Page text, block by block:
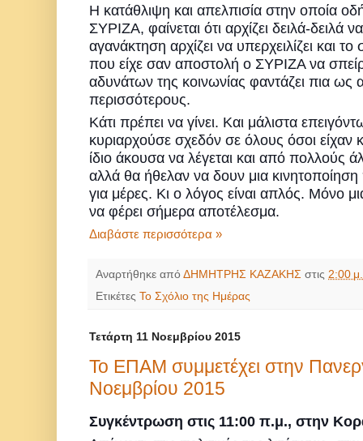
Η κατάθλιψη και απελπισία στην οποία
ΣΥΡΙΖΑ, φαίνεται ότι αρχίζει δειλά-
αγανάκτηση αρχίζει να υπερχειλίζει και
που είχε σαν αποστολή ο ΣΥΡΙΖΑ να
αδυνάτων της κοινωνίας φαντάζει πια ως
περισσότερους.
Κάτι πρέπει να γίνει. Και μάλιστα
κυριαρχούσε σχεδόν σε όλους όσοι είχαν
ίδιο άκουσα να λέγεται και από πολλούς
αλλά θα ήθελαν να δουν μια
για μέρες. Κι ο λόγος είναι απλός. Μόνο
να φέρει σήμερα αποτέλεσμα.
Διαβάστε περισσότερα »
Αναρτήθηκε από ΔΗΜΗΤΡΗΣ ΚΑΖΑΚΗΣ στις 2:00
Ετικέτες Το Σχόλιο της Ημέρας
Τετάρτη 11 Νοεμβρίου 2015
Το ΕΠΑΜ συμμετέχει στην
Νοεμβρίου 2015
Συγκέντρωση στις 11:00 π.μ., στην